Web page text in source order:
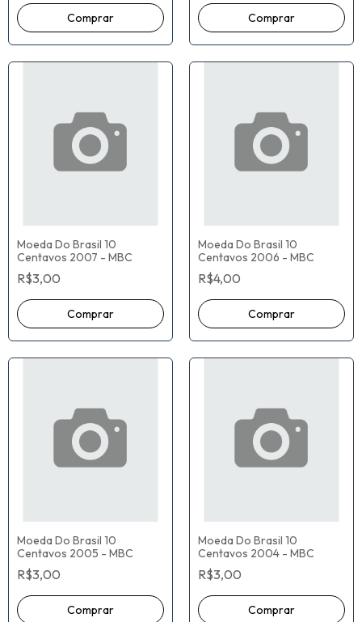
Moeda Do Brasil 10
Centavos 2007 - MBC
R$3,00
Moeda Do Brasil 10
Centavos 2006 - MBC
R$4,00
Moeda Do Brasil 10
Centavos 2005 - MBC
R$3,00
Moeda Do Brasil 10
Centavos 2004 - MBC
R$3,00